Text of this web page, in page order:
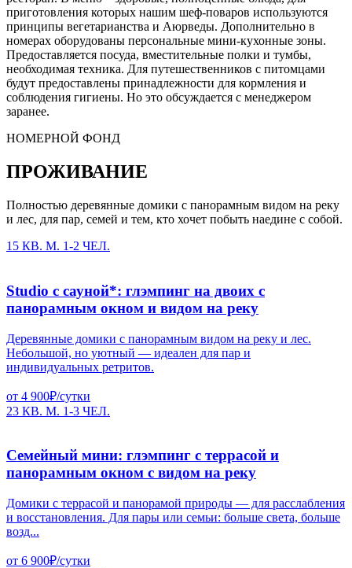
приготовления которых нашим шеф-поваров используются
принципы вегетарианства и Аюрведы. Дополнительно в
номерах оборудованы персональные мини-кухонные зоны.
Предоставляется посуда, вместительные полки и тумбы,
необходимая техника. Для путешественников с питомцами
будут предоставлены принадлежности для кормления и
соблюдения гигиены. Но это обсуждается с менеджером
заранее.
НОМЕРНОЙ ФОНД
ПРОЖИВАНИЕ
Полностью деревянные домики с панорамным видом на реку
и лес, для пар, семей и тем, кто хочет побыть наедине с собой.
15 КВ. М. 1-2 ЧЕЛ.
Studio с сауной*: глэмпинг на двоих с
панорамным окном и видом на реку
Деревянные домики с панорамным видом на реку и лес.
Небольшой, но уютный — идеален для пар и
индивидуальных ретритов.
от 4 900₽/сутки
23 КВ. М. 1-3 ЧЕЛ.
Семейный мини: глэмпинг с террасой и
панорамным окном с видом на реку
Домики с террасой и панорамой природы — для расслабления
и восстановления. Для пары или семьи: больше света, больше
возд...
от 6 900₽/сутки